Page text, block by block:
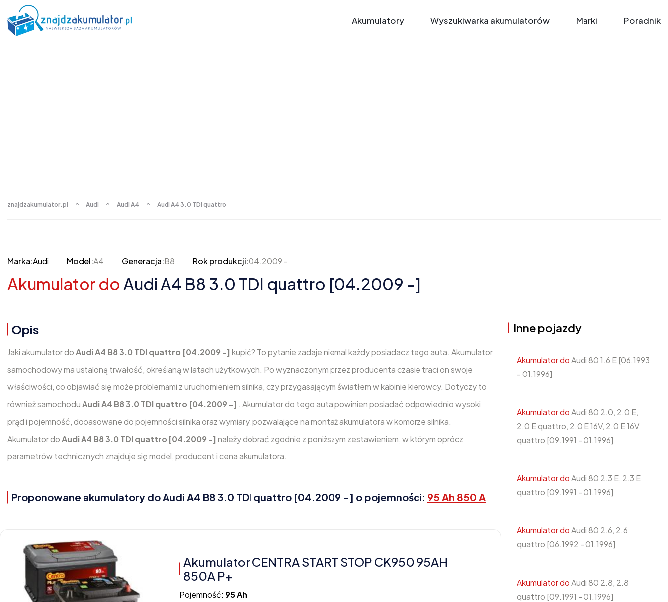
Akumulatory Wyszukiwarka akumulatorów Marki Poradnik
znajdzakumulator.pl Audi Audi A4 Audi A4 3.0 TDI quattro
Marka:Audi Model:A4 Generacja:B8 Rok produkcji:04.2009 -
Akumulator do Audi A4 B8 3.0 TDI quattro [04.2009 -]
Opis
Jaki akumulator doAudi A4 B8 3.0 TDI quattro [04.2009 -] kupić? To pytanie zadaje niemal każdy posiadacz tego auta. Akumulator
samochodowy ma ustaloną trwałość, określaną w latach użytkowych. Po wyznaczonym przez producenta czasie traci on swoje
właściwości, co objawiać się może problemami z uruchomieniem silnika, czy przygasającym światłem w kabinie kierowcy. Dotyczy to
również samochoduAudi A4 B8 3.0 TDI quattro [04.2009 -] . Akumulator do tego auta powinien posiadać odpowiednio wysoki
prąd i pojemność, dopasowane do pojemności silnika oraz wymiary, pozwalające na montaż akumulatora w komorze silnika.
Akumulator doAudi A4 B8 3.0 TDI quattro [04.2009 -] należy dobrać zgodnie z poniższym zestawieniem, w którym oprócz
parametrów technicznych znajduje się model, producent i cena akumulatora.
Proponowane akumulatory do Audi A4 B8 3.0 TDI quattro [04.2009 -] o pojemności: 95 Ah 850 A
Akumulator CENTRA START STOP CK950 95AH
850A P+
Pojemność: 95 Ah
Inne pojazdy
Akumulator doAudi 80 1.6 E [06.1993
- 01.1996]
Akumulator doAudi 80 2.0, 2.0 E,
2.0 E quattro, 2.0 E 16V, 2.0 E 16V
quattro [09.1991 - 01.1996]
Akumulator doAudi 80 2.3 E, 2.3 E
quattro [09.1991 - 01.1996]
Akumulator doAudi 80 2.6, 2.6
quattro [06.1992 - 01.1996]
Akumulator doAudi 80 2.8, 2.8
quattro [09.1991 - 01.1996]